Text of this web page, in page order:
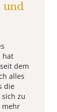
und
hat
dem
alles
die
zu
mehr